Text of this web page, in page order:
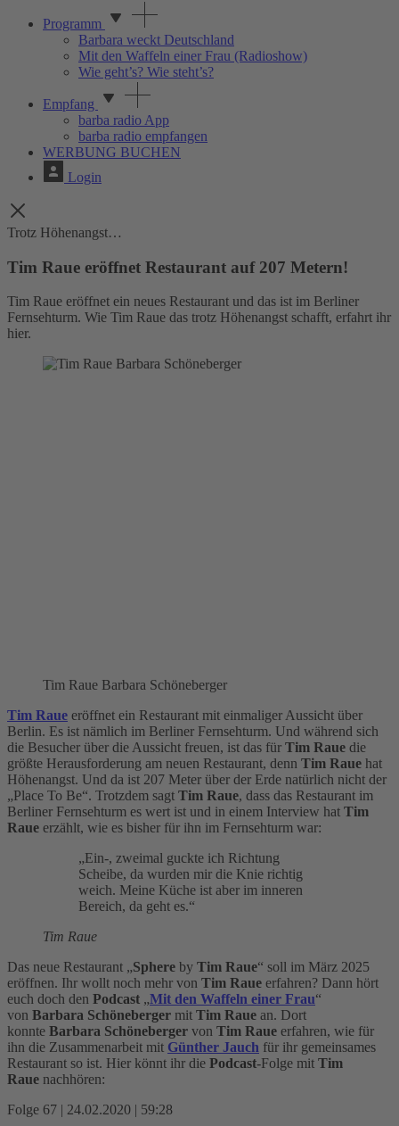
Programm
Barbara weckt Deutschland
Mit den Waffeln einer Frau (Radioshow)
Wie geht’s? Wie steht’s?
Empfang
barba radio App
barba radio empfangen
WERBUNG BUCHEN
Login
Trotz Höhenangst…
Tim Raue eröffnet Restaurant auf 207 Metern!
Tim Raue eröffnet ein neues Restaurant und das ist im Berliner
Fernsehturm. Wie Tim Raue das trotz Höhenangst schafft, erfahrt ihr
hier.
Tim Raue Barbara Schöneberger
Tim Raue eröffnet ein Restaurant mit einmaliger Aussicht über
Berlin. Es ist nämlich im Berliner Fernsehturm. Und während sich
die Besucher über die Aussicht freuen, ist das für Tim Raue die
größte Herausforderung am neuen Restaurant, denn Tim Raue hat
Höhenangst. Und da ist 207 Meter über der Erde natürlich nicht der
„Place To Be“. Trotzdem sagt Tim Raue, dass das Restaurant im
Berliner Fernsehturm es wert ist und in einem Interview hat Tim
Raue erzählt, wie es bisher für ihn im Fernsehturm war:
Ein-, zweimal guckte ich Richtung
Scheibe, da wurden mir die Knie richtig
weich. Meine Küche ist aber im inneren
Bereich, da geht es.
Tim Raue
Das neue Restaurant „Sphere by Tim Raue“ soll im März 2025
eröffnen. Ihr wollt noch mehr von Tim Raue erfahren? Dann hört
euch doch den Podcast „Mit den Waffeln einer Frau“
von Barbara Schöneberger mit Tim Raue an. Dort
konnte Barbara Schöneberger von Tim Raue erfahren, wie für
ihn die Zusammenarbeit mit Günther Jauch für ihr gemeinsames
Restaurant so ist. Hier könnt ihr die Podcast-Folge mit Tim
Raue nachhören:
Folge 67 | 24.02.2020 | 59:28